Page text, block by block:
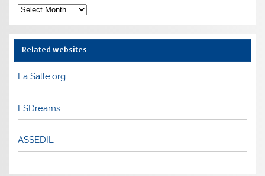
Archives
Related websites
La Salle.org
LSDreams
ASSEDIL